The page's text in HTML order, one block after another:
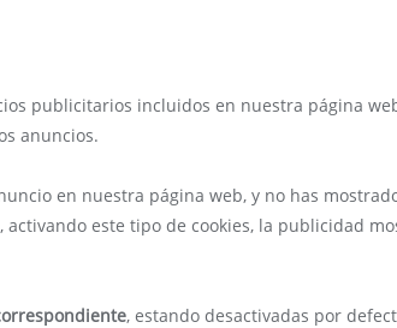
publicitarios incluidos en nuestra página
anuncios.
en nuestra página web, y no has
este tipo de cookies, la publicidad
, estando desactivadas por